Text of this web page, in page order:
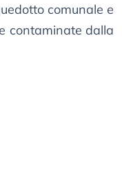
comunale e
contaminate dalla